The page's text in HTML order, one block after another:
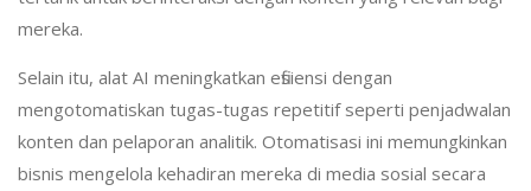
mereka.
Selain itu, alat AI meningkatkan efisiensi dengan
mengotomatiskan tugas-tugas repetitif seperti penjadwalan
konten dan pelaporan analitik. Otomatisasi ini memungkinkan
bisnis mengelola kehadiran mereka di media sosial secara